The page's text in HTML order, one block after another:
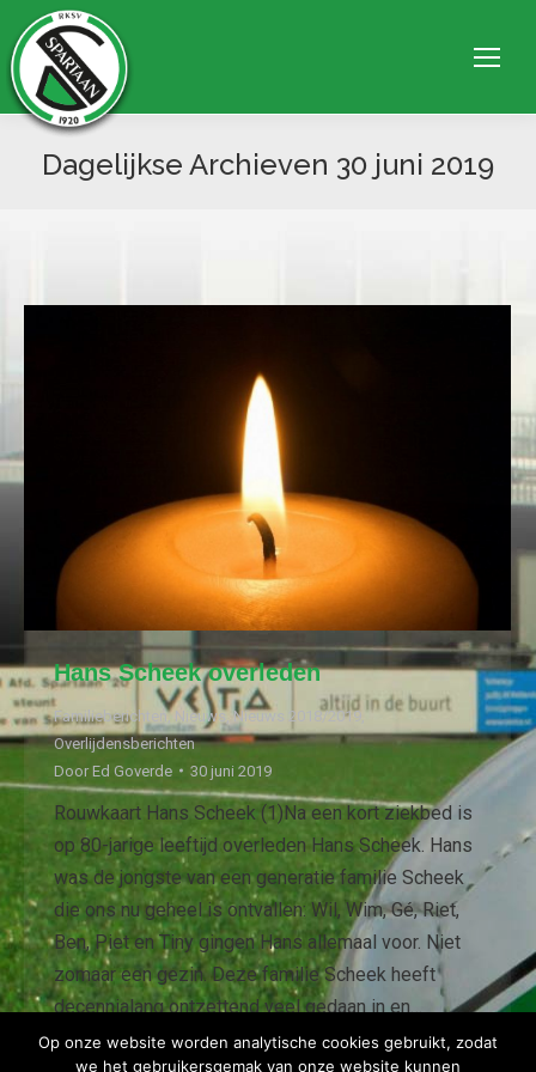
Dagelijkse Archieven 30 juni 2019
Hans Scheek overleden
Familieberichten, Nieuws, Nieuws 2018/2019
Overlijdensberichten
Door Ed Goverde 30 juni 2019
Rouwkaart Hans Scheek (1)Na een kort ziekbed is
op 80-jarige leeftijd overleden Hans Scheek. Hans
was de jongste van een generatie familie Scheek
die ons nu geheel is ontvallen: Wil, Wim, Gé, Riet,
Ben, Piet en Tiny gingen Hans allemaal voor. Niet
zomaar een gezin. Deze familie Scheek heeft
decennialang ontzettend veel gedaan in en…
Op onze website worden analytische cookies gebruikt, zodat
we het gebruikersgemak van onze website kunnen